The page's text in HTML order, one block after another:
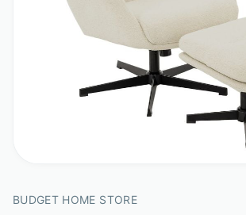
BUDGET HOME STORE